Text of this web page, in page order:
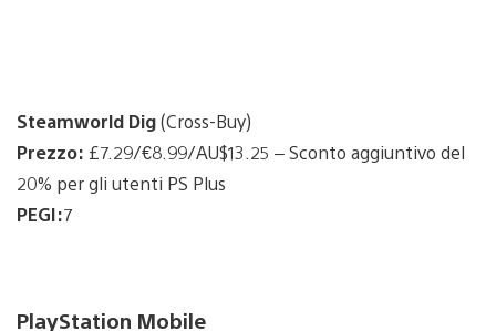
Steamworld Dig(Cross-Buy)
Prezzo: £7.29/€8.99/AU$13.25 – Sconto aggiuntivo del
20% per gli utenti PS Plus
PEGI:7
PlayStation Mobile